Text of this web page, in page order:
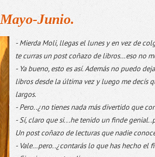
Junio.
- Mierda Moli, llegas el lunes y en vez de
te curras un post coñazo de libros…eso no
- Ya bueno, esto es así. Además no puedo
libros desde la última vez y luego me decís
largos.
- Pero..¿no tienes nada más divertido que
- Sí, claro que si...he tenido un finde
Un post coñazo de lecturas que nadie
- Vale…pero..¿contarás lo que has hecho el